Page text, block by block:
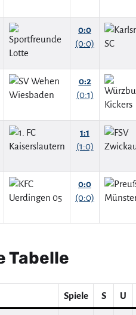
0:0
(0:0)
0:2
(0:1)
1:1
(1:0)
0:0
(0:0)
Tabelle
Spiele S U